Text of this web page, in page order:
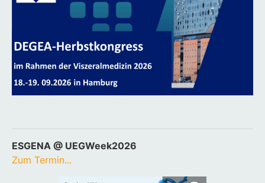
ESGENA @ UEGWeek2026
Zum Termin...